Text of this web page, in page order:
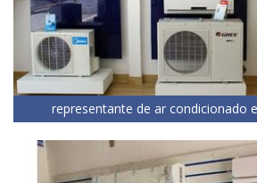
representante de ar condicionado